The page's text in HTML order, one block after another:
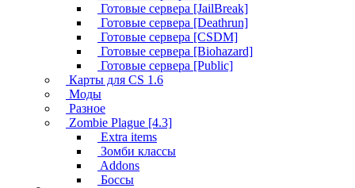
Готовые сервера [JailBreak]
Готовые сервера [Deathrun]
Готовые сервера [CSDM]
Готовые сервера [Biohazard]
Готовые сервера [Public]
Карты для CS 1.6
Моды
Разное
Zombie Plague [4.3]
Extra items
Зомби классы
Addons
Боссы